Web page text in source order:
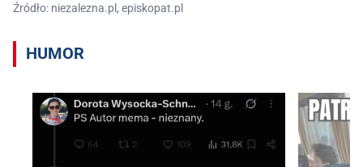
Źródło: niezalezna.pl, episkopat.pl
HUMOR